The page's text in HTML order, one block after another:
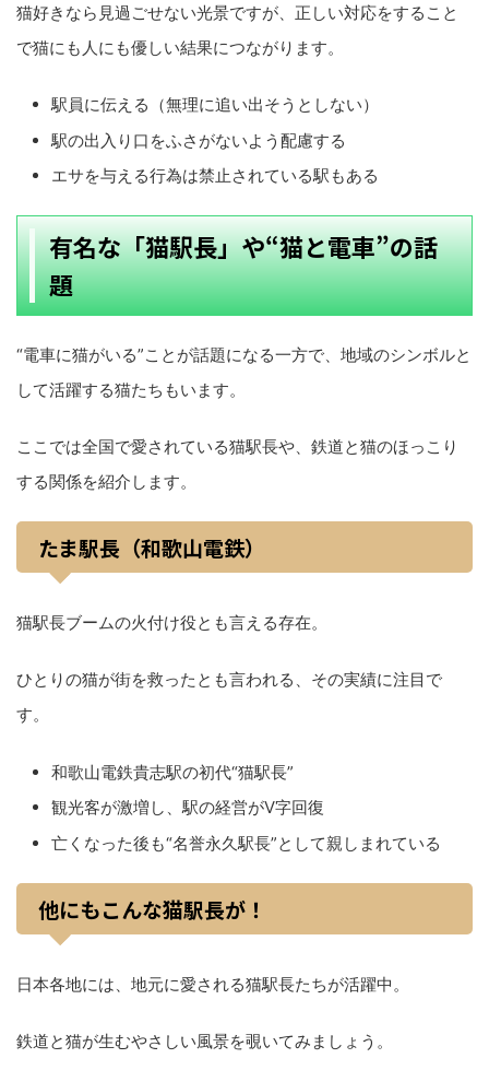
猫好きなら見過ごせない光景ですが、正しい対応をすること
で猫にも人にも優しい結果につながります。
駅員に伝える（無理に追い出そうとしない）
駅の出入り口をふさがないよう配慮する
エサを与える行為は禁止されている駅もある
有名な「猫駅長」や“猫と電車”の話
題
“電車に猫がいる”ことが話題になる一方で、地域のシンボルと
して活躍する猫たちもいます。
ここでは全国で愛されている猫駅長や、鉄道と猫のほっこり
する関係を紹介します。
たま駅長（和歌山電鉄）
猫駅長ブームの火付け役とも言える存在。
ひとりの猫が街を救ったとも言われる、その実績に注目で
す。
和歌山電鉄貴志駅の初代“猫駅長”
観光客が激増し、駅の経営がV字回復
亡くなった後も“名誉永久駅長”として親しまれている
他にもこんな猫駅長が！
日本各地には、地元に愛される猫駅長たちが活躍中。
鉄道と猫が生むやさしい風景を覗いてみましょう。